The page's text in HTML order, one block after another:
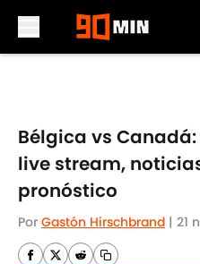
Bélgica vs
live stream,
pronóstico
Por Gastón Hirschbrand | 21